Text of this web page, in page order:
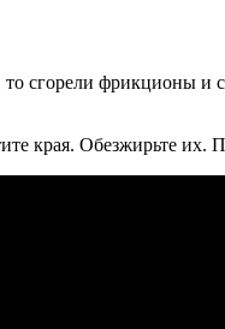
сгорели фрикционы и
края. Обезжирьте их.